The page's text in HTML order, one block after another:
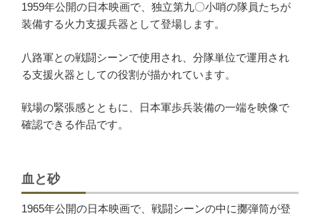
1959年公開の日本映画で、独立第九〇小哨の隊員たちが
装備する火力支援兵器として登場します。
八路軍との戦闘シーンで使用され、分隊単位で運用され
る支援火器としての役割が描かれています。
戦場の緊張感とともに、日本軍歩兵装備の一端を映像で
確認できる作品です。
血と砂
1965年公開の日本映画で、戦闘シーンの中に擲弾筒が登